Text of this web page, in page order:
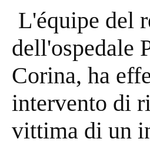
L'équipe del
dell'ospedale
Corina, ha
intervento di
vittima di un